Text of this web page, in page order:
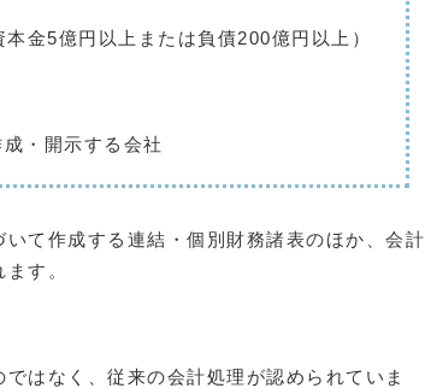
金5億円以上または負債200億円以上）
・開示する会社
て作成する連結・個別財務諸表のほか、会計
す。
はなく、従来の会計処理が認められていま